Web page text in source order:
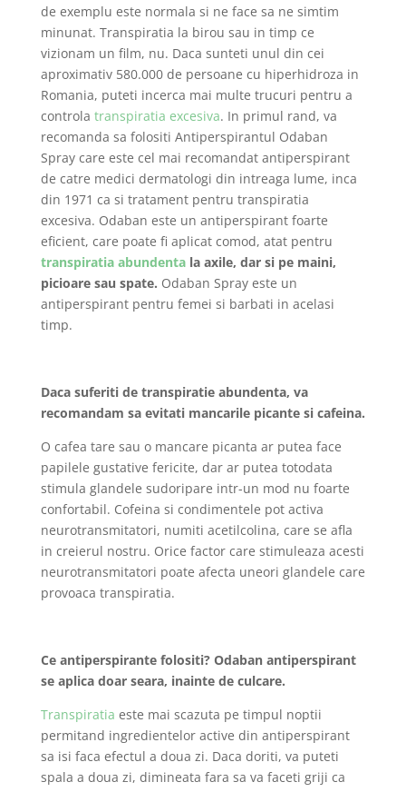
de exemplu este normala si ne face sa ne simtim
minunat. Transpiratia la birou sau in timp ce
vizionam un film, nu. Daca sunteti unul din cei
aproximativ 580.000 de persoane cu hiperhidroza in
Romania, puteti incerca mai multe trucuri pentru a
controla transpiratia excesiva. In primul rand, va
recomanda sa folositi Antiperspirantul Odaban
Spray care este cel mai recomandat antiperspirant
de catre medici dermatologi din intreaga lume, inca
din 1971 ca si tratament pentru transpiratia
excesiva. Odaban este un antiperspirant foarte
eficient, care poate fi aplicat comod, atat pentru
transpiratia abundentala axile, dar si pe maini,
picioare sau spate. Odaban Spray este un
antiperspirant pentru femei si barbati in acelasi
timp.
Daca suferiti de transpiratie abundenta, va
recomandam sa evitati mancarile picante si cafeina.
O cafea tare sau o mancare picanta ar putea face
papilele gustative fericite, dar ar putea totodata
stimula glandele sudoripare intr-un mod nu foarte
confortabil. Cofeina si condimentele pot activa
neurotransmitatori, numiti acetilcolina, care se afla
in creierul nostru. Orice factor care stimuleaza acesti
neurotransmitatori poate afecta uneori glandele care
provoaca transpiratia.
Ce antiperspirante folositi? Odaban antiperspirant
se aplica doar seara, inainte de culcare.
Transpiratia este mai scazuta pe timpul noptii
permitand ingredientelor active din antiperspirant
sa isi faca efectul a doua zi. Daca doriti, va puteti
spala a doua zi, dimineata fara sa va faceti griji ca